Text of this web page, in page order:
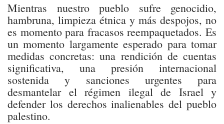
Mientras nuestro pueblo sufre genocidio,
hambruna, limpieza étnica y más despojos, no
es momento para fracasos reempaquetados. Es
un momento largamente esperado para tomar
medidas concretas: una rendición de cuentas
significativa, una presión internacional
sostenida y sanciones urgentes para
desmantelar el régimen ilegal de Israel y
defender los derechos inalienables del pueblo
palestino.